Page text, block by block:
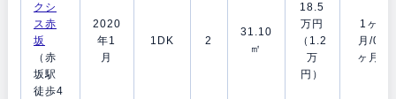
クシ
ス赤
坂
（赤
坂駅
徒歩4
2020
年1
月
1DK 2
31.10
㎡
18.5
万円
（1.2
万
円）
1ヶ
月/0
ヶ月